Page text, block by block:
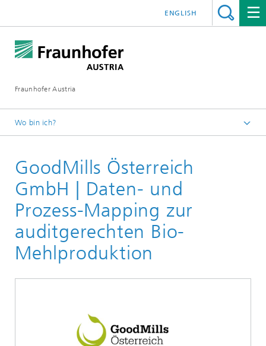
Fraunhofer Austria
ENGLISH
Wo bin ich?
Presse
GoodMills Österreich
GmbH | Daten- und
Prozess-Mapping zur
auditgerechten Bio-
Mehlproduktion